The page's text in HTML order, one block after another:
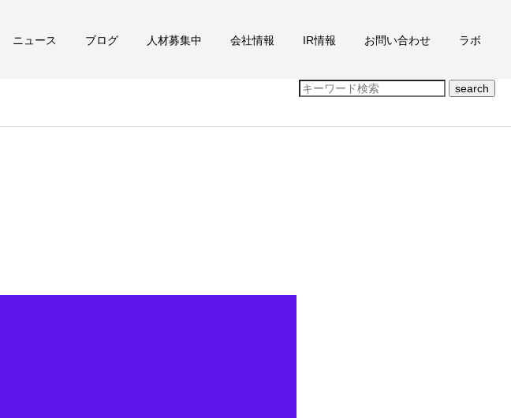
ニュース ブログ 人材募集中 会社情報 IR情報 お問い合わせ ラボ
search